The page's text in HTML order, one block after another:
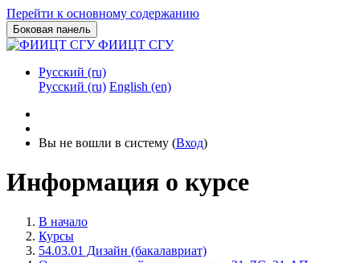
Перейти к основному содержанию
Боковая панель
ФИИЦТ СГУ
Русский ‎(ru)‎
Русский ‎(ru)‎ English ‎(en)‎
Вы не вошли в систему (Вход)
Информация о курсе
В начало
Курсы
54.03.01 Дизайн (бакалавриат)